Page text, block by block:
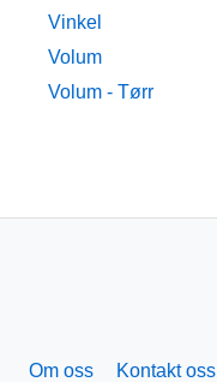
Vinkel
Volum
Volum - Tørr
Om oss Kontakt oss